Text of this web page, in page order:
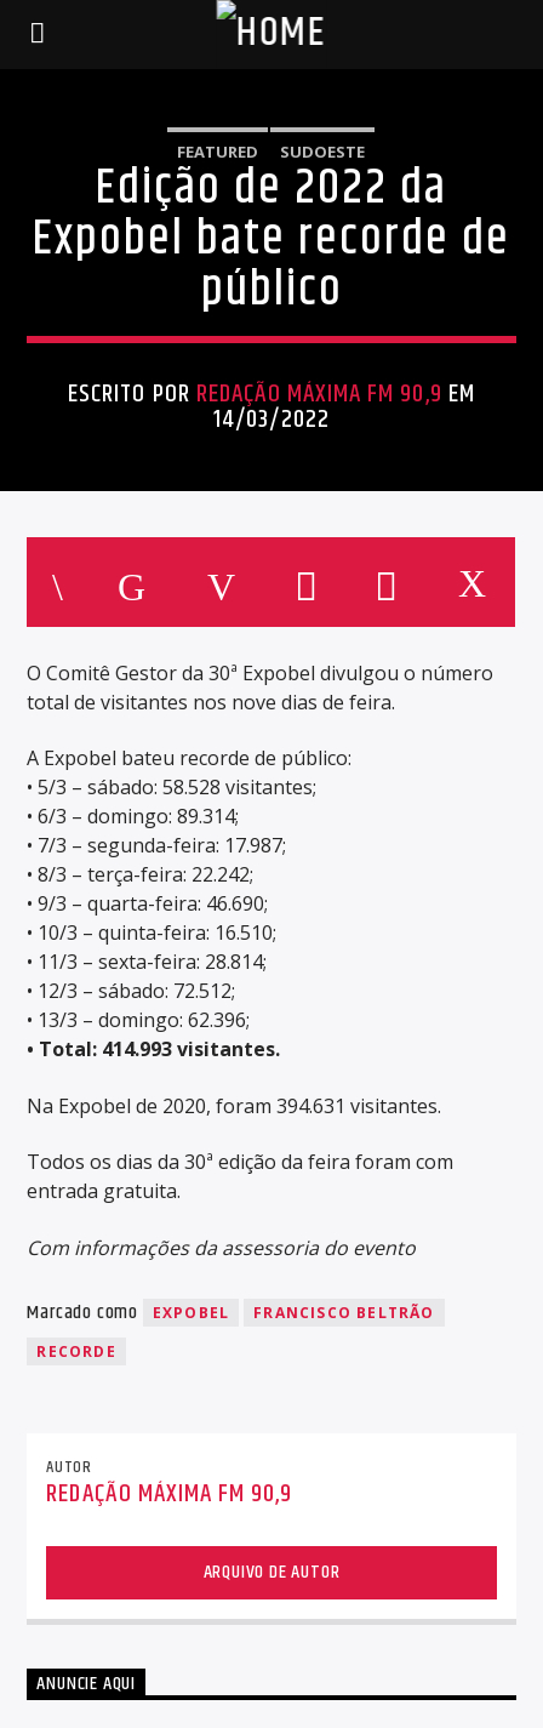
FEATURED SUDOESTE
Edição de 2022 da
Expobel bate recorde de
público
ESCRITO POR REDAÇÃO MÁXIMA FM 90,9 EM
14/03/2022
O Comitê Gestor da 30ª Expobel divulgou o número
total de visitantes nos nove dias de feira.
A Expobel bateu recorde de público:
• 5/3 – sábado: 58.528 visitantes;
• 6/3 – domingo: 89.314;
• 7/3 – segunda-feira: 17.987;
• 8/3 – terça-feira: 22.242;
• 9/3 – quarta-feira: 46.690;
• 10/3 – quinta-feira: 16.510;
• 11/3 – sexta-feira: 28.814;
• 12/3 – sábado: 72.512;
• 13/3 – domingo: 62.396;
• Total: 414.993 visitantes.
Na Expobel de 2020, foram 394.631 visitantes.
Todos os dias da 30ª edição da feira foram com
entrada gratuita.
Com informações da assessoria do evento
Marcado como EXPOBEL
FRANCISCO BELTRÃO
RECORDE
AUTOR
REDAÇÃO MÁXIMA FM 90,9
ARQUIVO DE AUTOR
ANUNCIE AQUI